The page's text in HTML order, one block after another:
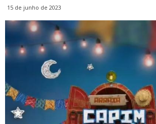
Piritiba
15 de junho de 2023